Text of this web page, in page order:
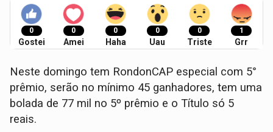
0
Gostei
0
Amei
0
Haha
0
Uau
0
Triste
1
Grr
Neste domingo tem RondonCAP especial com 5°
prêmio, serão no mínimo 45 ganhadores, tem uma
bolada de 77 mil no 5º prêmio e o Título só 5
reais.